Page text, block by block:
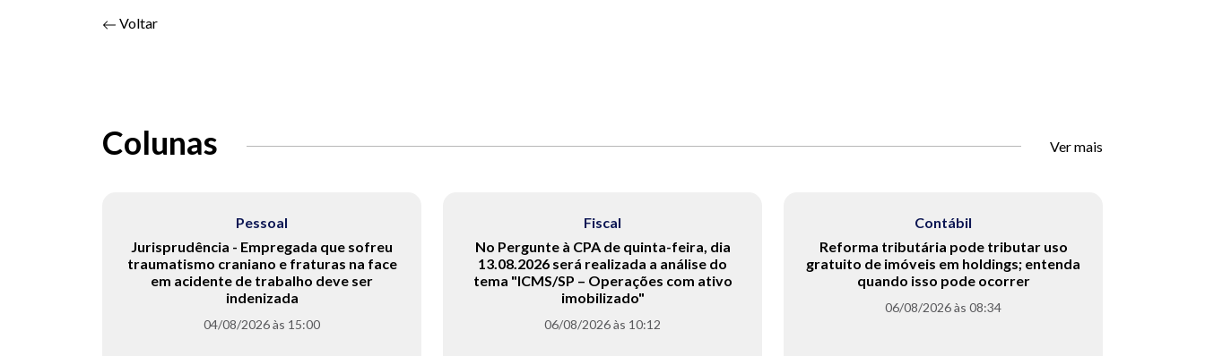
Voltar
Colunas Ver mais
Pessoal
Jurisprudência - Empregada que sofreu
traumatismo craniano e fraturas na face
em acidente de trabalho deve ser
indenizada
04/08/2026 às 15:00
Fiscal
No Pergunte à CPA de quinta-feira, dia
13.08.2026 será realizada a análise do
tema "ICMS/SP – Operações com ativo
imobilizado"
06/08/2026 às 10:12
Contábil
Reforma tributária pode tributar uso
gratuito de imóveis em holdings; entenda
quando isso pode ocorrer
06/08/2026 às 08:34